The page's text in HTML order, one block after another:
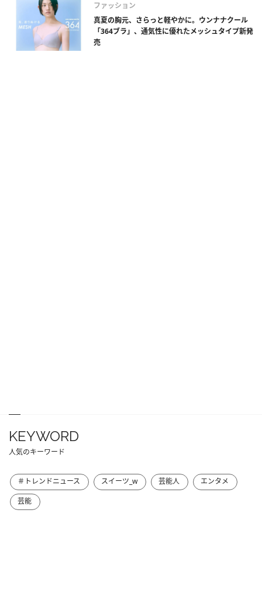
ファッション
真夏の胸元、さらっと軽やかに。ウンナナクール
「364ブラ」、通気性に優れたメッシュタイプ新発
売
KEYWORD
人気のキーワード
＃トレンドニュース スイーツ_w 芸能人
エンタメ
芸能